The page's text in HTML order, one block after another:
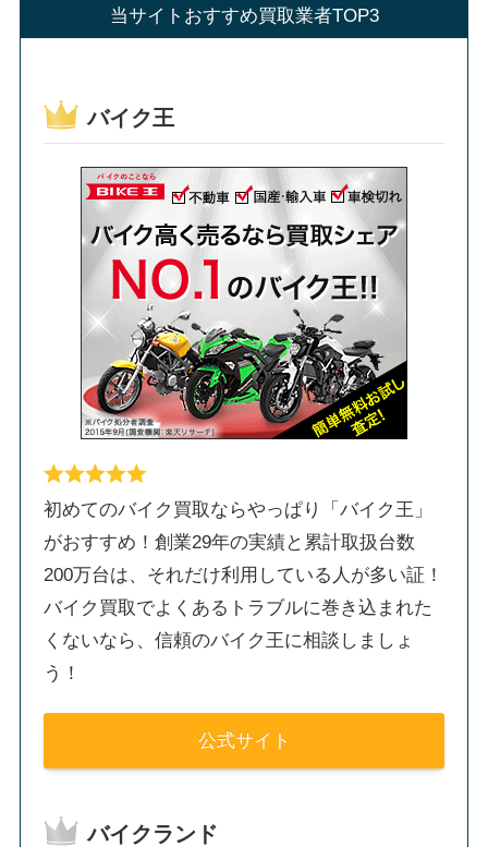
当サイトおすすめ買取業者TOP3
バイク王
初めてのバイク買取ならやっぱり「バイク王」
がおすすめ！創業29年の実績と累計取扱台数
200万台は、それだけ利用している人が多い証！
バイク買取でよくあるトラブルに巻き込まれた
くないなら、信頼のバイク王に相談しましょ
う！
公式サイト
バイクランド